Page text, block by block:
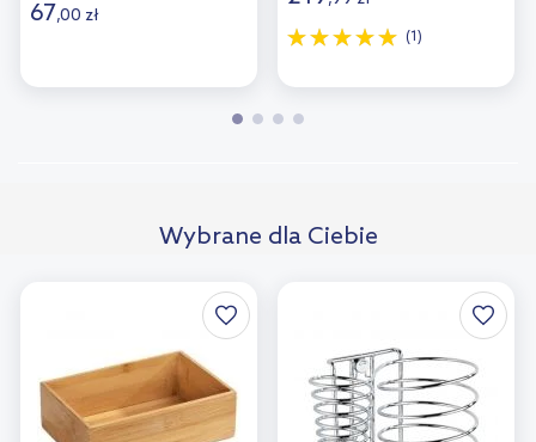
67,00 zł
(1)
Wybrane dla Ciebie